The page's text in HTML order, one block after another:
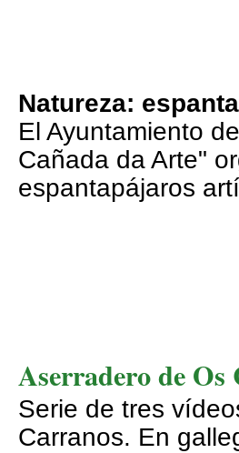
Natureza:
El Ayuntamiento
Cañada da Arte"
espantapájaros
Aserradero de Os
Serie de tres
Carranos. En